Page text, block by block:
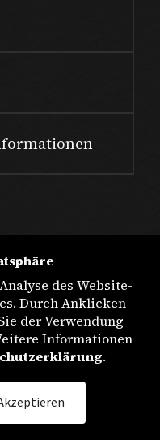
des Website-
Durch Anklicken
der Verwendung
Informationen
.